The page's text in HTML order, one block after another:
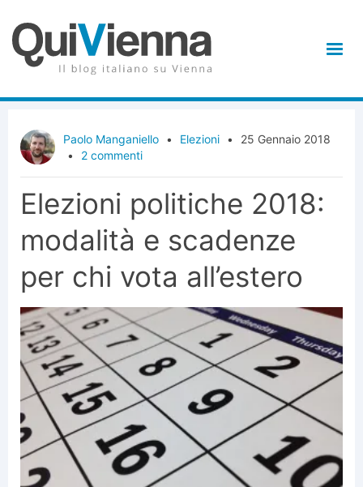
Paolo Manganiello • Elezioni •
25 Gennaio 2018
•
2 commenti
Elezioni politiche 2018:
modalità e scadenze
per chi vota all’estero